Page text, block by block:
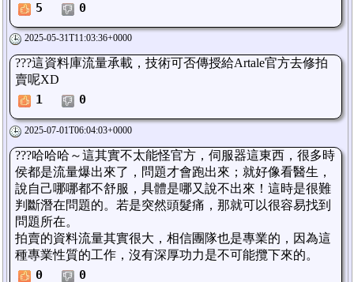
5 0
2025-05-31T11:03:36+0000
???這資料庫流量承載，技術可否傳授給Artale官方去修拍
賣呢XD
1
0
2025-07-01T06:04:03+0000
???哈哈哈～這其實不太能怪官方，伺服器這東西，很多時
侯都是流量爆出來了，問題才會跑出來；就好像看醫生，
說自己哪哪都不舒服，具體是哪又說不出來！這時是很難
判斷潛在問題的。若是突然頭髮痛，那就可以很容易找到
問題所在。
拍賣的資料流量其實很大，相信團隊也是專業的，因為這
種專業性質的工作，沒有深厚功力是不可能攬下來的。
0
0